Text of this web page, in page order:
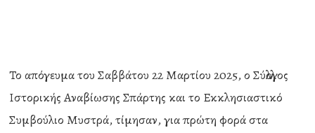
Το απόγευμα του Σαββάτου 22 Μαρτίου 2025, ο Σύλλογος
Ιστορικής Αναβίωσης Σπάρτης και το Εκκλησιαστικό
Συμβούλιο Μυστρά, τίμησαν, για πρώτη φορά στα